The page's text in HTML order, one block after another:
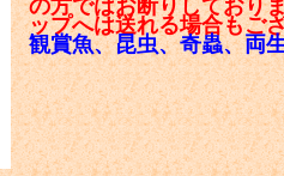
の方ではお断りしており
ップへは送れる場合もご
観賞魚、昆虫、奇蟲、両